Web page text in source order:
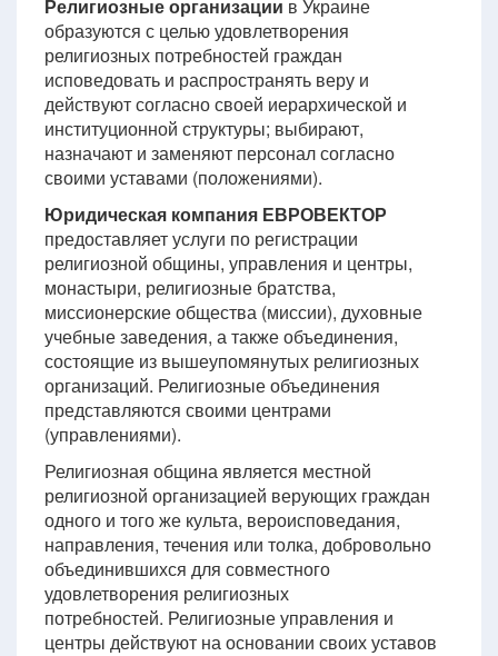
Религиозные организации в Украине
образуются с целью удовлетворения
религиозных потребностей граждан
исповедовать и распространять веру и
действуют согласно своей иерархической и
институционной структуры; выбирают,
назначают и заменяют персонал согласно
своими уставами (положениями).
Юридическая компания ЕВРОВЕКТОР
предоставляет услуги по регистрации
религиозной общины, управления и центры,
монастыри, религиозные братства,
миссионерские общества (миссии), духовные
учебные заведения, а также объединения,
состоящие из вышеупомянутых религиозных
организаций. Религиозные объединения
представляются своими центрами
(управлениями).
Религиозная община является местной
религиозной организацией верующих граждан
одного и того же культа, вероисповедания,
направления, течения или толка, добровольно
объединившихся для совместного
удовлетворения религиозных
потребностей. Религиозные управления и
центры действуют на основании своих уставов